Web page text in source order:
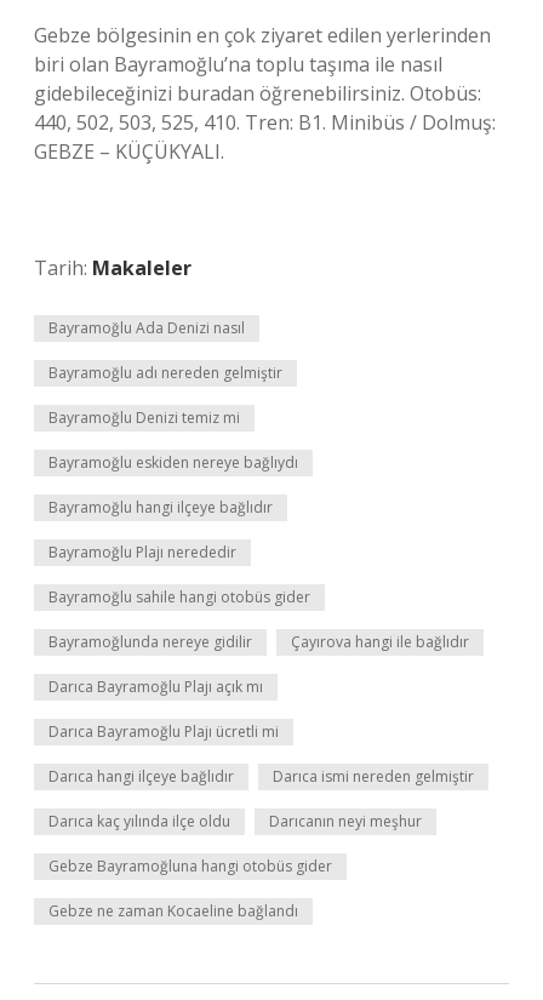
Gebze bölgesinin en çok ziyaret edilen yerlerinden
biri olan Bayramoğlu’na toplu taşıma ile nasıl
gidebileceğinizi buradan öğrenebilirsiniz. Otobüs:
440, 502, 503, 525, 410. Tren: B1. Minibüs / Dolmuş:
GEBZE – KÜÇÜKYALI.
Tarih: Makaleler
Bayramoğlu Ada Denizi nasıl
Bayramoğlu adı nereden gelmiştir
Bayramoğlu Denizi temiz mi
Bayramoğlu eskiden nereye bağlıydı
Bayramoğlu hangi ilçeye bağlıdır
Bayramoğlu Plajı nerededir
Bayramoğlu sahile hangi otobüs gider
Bayramoğlunda nereye gidilir Çayırova hangi ile bağlıdır
Darıca Bayramoğlu Plajı açık mı
Darıca Bayramoğlu Plajı ücretli mi
Darıca hangi ilçeye bağlıdır Darıca ismi nereden gelmiştir
Darıca kaç yılında ilçe oldu Darıcanın neyi meşhur
Gebze Bayramoğluna hangi otobüs gider
Gebze ne zaman Kocaeline bağlandı